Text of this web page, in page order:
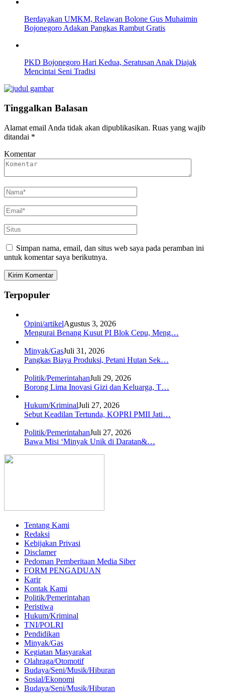
Berdayakan UMKM, Relawan Bolone Gus Muhaimin
Bojonegoro Adakan Pangkas Rambut Gratis
PKD Bojonegoro Hari Kedua, Seratusan Anak Diajak
Mencintai Seni Tradisi
Tinggalkan Balasan
Alamat email Anda tidak akan dipublikasikan. Ruas yang wajib
ditandai *
Komentar
Simpan nama, email, dan situs web saya pada peramban ini
untuk komentar saya berikutnya.
Terpopuler
Opini/artikelAgustus 3, 2026
Mengurai Benang Kusut PI Blok Cepu, Meng…
Minyak/GasJuli 31, 2026
Pangkas Biaya Produksi, Petani Hutan Sek…
Politik/PemerintahanJuli 29, 2026
Borong Lima Inovasi Gizi dan Keluarga, T…
Hukum/KriminalJuli 27, 2026
Sebut Keadilan Tertunda, KOPRI PMII Jati…
Politik/PemerintahanJuli 27, 2026
Bawa Misi ‘Minyak Unik di Daratan&…
Tentang Kami
Redaksi
Kebijakan Privasi
Disclamer
Pedoman Pemberitaan Media Siber
FORM PENGADUAN
Karir
Kontak Kami
Politik/Pemerintahan
Peristiwa
Hukum/Kriminal
TNI/POLRI
Pendidikan
Minyak/Gas
Kegiatan Masyarakat
Olahraga/Otomotif
Budaya/Seni/Musik/Hiburan
Sosial/Ekonomi
Budaya/Seni/Musik/Hiburan